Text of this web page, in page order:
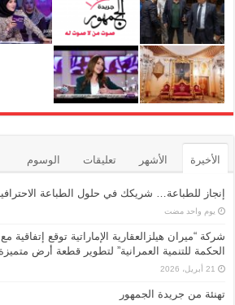
الأخيرة الأشهر تعليقات الوسوم
إنجاز للطباعة… شريكك في حلول الطباعة
‏يوم واحد مضت
شركة “ميران هيلزالعقارية الإماراتية توقع
الحكمة للتنمية العمرانية” لتطوير قطعة أرض
21 أبريل، 2026
تهنئة من جريدة الجمهور